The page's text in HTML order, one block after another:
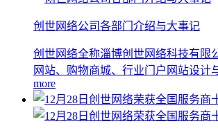
创世网络公司各部门介绍与大事记
创世网络全称淄博创世网络科技有限
网站、购物商城、行业门户网站设计
more